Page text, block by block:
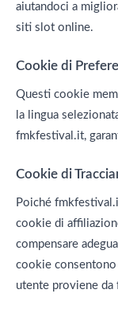
aiutandoci a
siti slot online.
Cookie di
Questi cookie
la lingua
fmkfestival.it,
Cookie di
Poiché
cookie di
compensare
cookie
utente proviene